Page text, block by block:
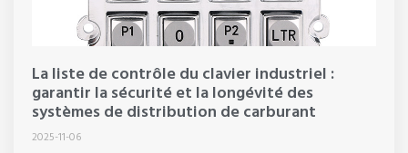
La liste de contrôle du clavier industriel :
garantir la sécurité et la longévité des
systèmes de distribution de carburant
2025-11-06